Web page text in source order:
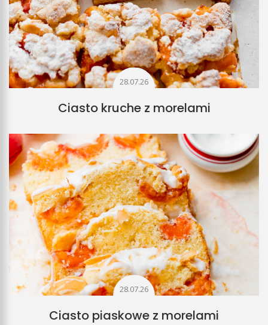
28.07.26
Ciasto kruche z morelami
28.07.26
Ciasto piaskowe z morelami